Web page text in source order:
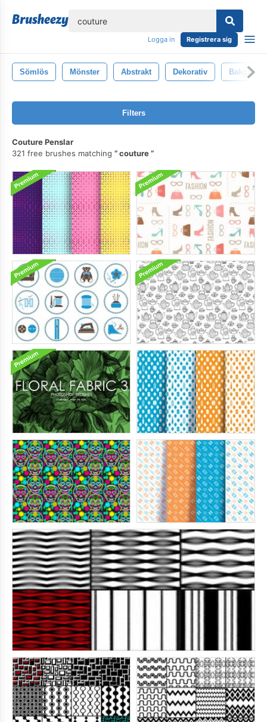
Logga in Registrera sig
Sömlös Mönster Abstrakt Dekorativ Bakgrund
Filters
Couture Penslar
321 free brushes matching
couture